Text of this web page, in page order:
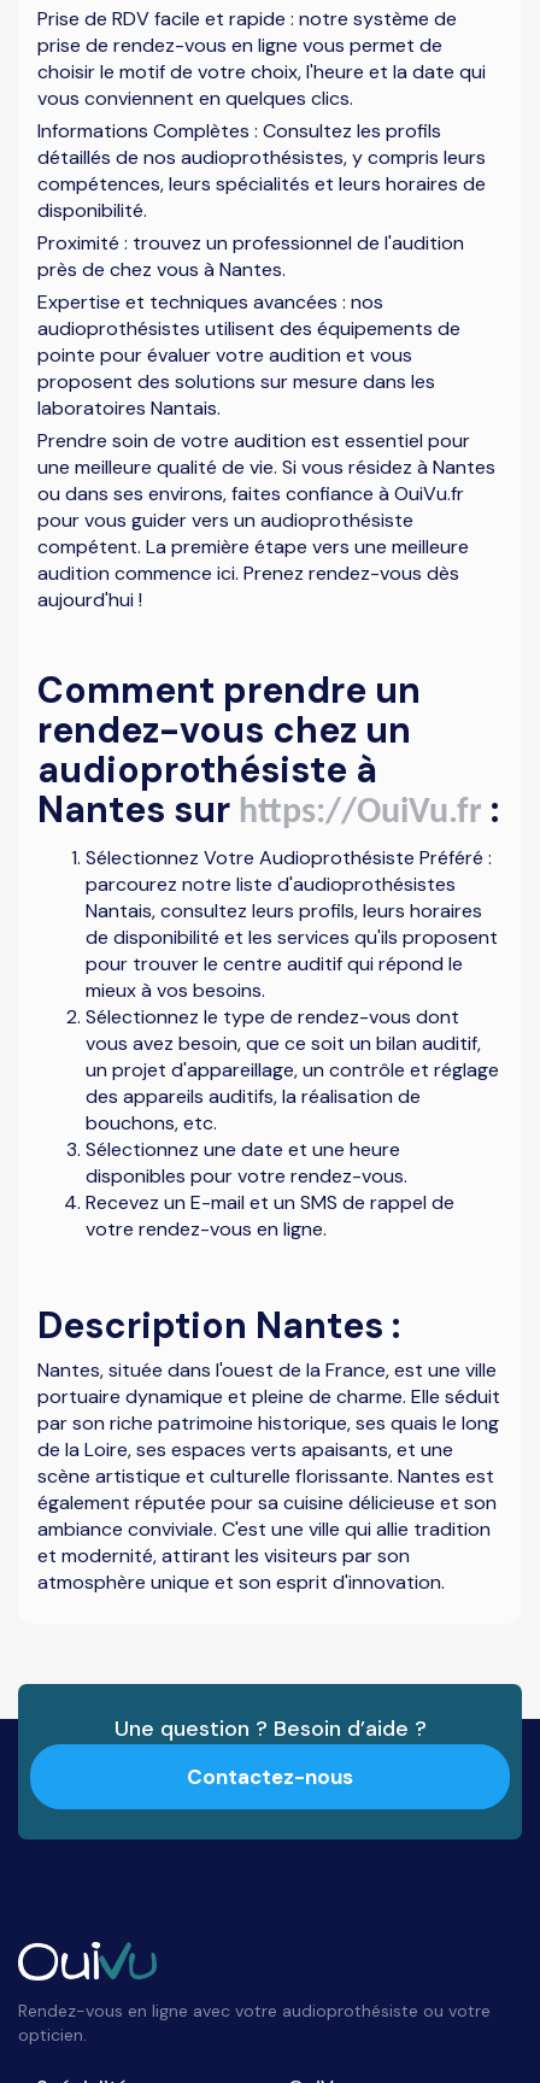
Prise de RDV facile et rapide : notre système de
prise de rendez-vous en ligne vous permet de
choisir le motif de votre choix, l'heure et la date qui
vous conviennent en quelques clics.
Informations Complètes : Consultez les profils
détaillés de nos audioprothésistes, y compris leurs
compétences, leurs spécialités et leurs horaires de
disponibilité.
Proximité : trouvez un professionnel de l'audition
près de chez vous à Nantes.
Expertise et techniques avancées : nos
audioprothésistes utilisent des équipements de
pointe pour évaluer votre audition et vous
proposent des solutions sur mesure dans les
laboratoires Nantais.
Prendre soin de votre audition est essentiel pour
une meilleure qualité de vie. Si vous résidez à Nantes
ou dans ses environs, faites confiance à OuiVu.fr
pour vous guider vers un audioprothésiste
compétent. La première étape vers une meilleure
audition commence ici. Prenez rendez-vous dès
aujourd'hui !
Comment prendre un
rendez-vous chez un
audioprothésiste à
Nantes sur https://OuiVu.fr :
Sélectionnez Votre Audioprothésiste Préféré :
parcourez notre liste d'audioprothésistes
Nantais, consultez leurs profils, leurs horaires
de disponibilité et les services qu'ils proposent
pour trouver le centre auditif qui répond le
mieux à vos besoins.
Sélectionnez le type de rendez-vous dont
vous avez besoin, que ce soit un bilan auditif,
un projet d'appareillage, un contrôle et réglage
des appareils auditifs, la réalisation de
bouchons, etc.
Sélectionnez une date et une heure
disponibles pour votre rendez-vous.
Recevez un E-mail et un SMS de rappel de
votre rendez-vous en ligne.
Description Nantes :
Nantes, située dans l'ouest de la France, est une ville
portuaire dynamique et pleine de charme. Elle séduit
par son riche patrimoine historique, ses quais le long
de la Loire, ses espaces verts apaisants, et une
scène artistique et culturelle florissante. Nantes est
également réputée pour sa cuisine délicieuse et son
ambiance conviviale. C'est une ville qui allie tradition
et modernité, attirant les visiteurs par son
atmosphère unique et son esprit d'innovation.
Une question ? Besoin d’aide ?
Contactez-nous
Rendez-vous en ligne avec votre audioprothésiste ou votre
opticien.